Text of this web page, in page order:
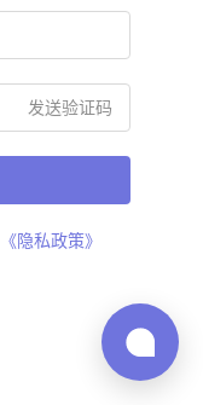
发送验证码
《隐私政策》